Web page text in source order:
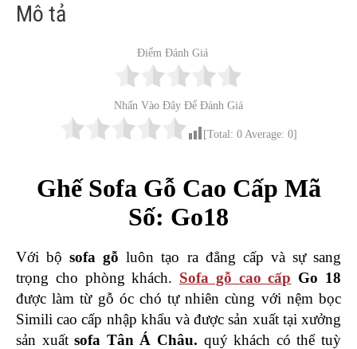
Mô tả
Điểm Đánh Giá
Nhấn Vào Đây Để Đánh Giá
[Total: 0 Average: 0]
Ghế Sofa Gỗ Cao Cấp Mã
Số: Go18
Với bộsofa gỗ luôn tạo ra đẳng cấp và sự sang
trọng cho phòng khách. Sofa gỗ cao cấp Go 18
được làm từ gỗ óc chó tự nhiên cùng với nệm bọc
Simili cao cấp nhập khẩu và được sản xuất tại xưởng
sản xuấtsofa Tân Á Châu. quý khách có thể tuỳ